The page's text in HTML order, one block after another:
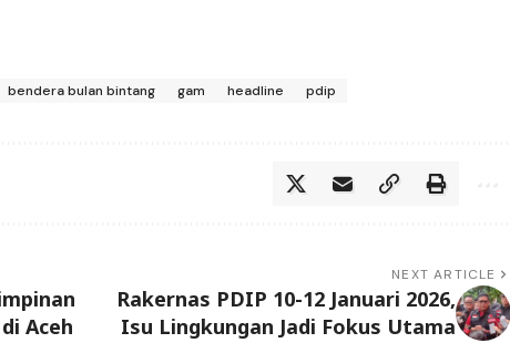
bendera bulan bintang gam headline pdip
Aceh
NEXT ARTICLE
Rakernas PDIP 10-12 Januari 2026,
Isu Lingkungan Jadi Fokus Utama